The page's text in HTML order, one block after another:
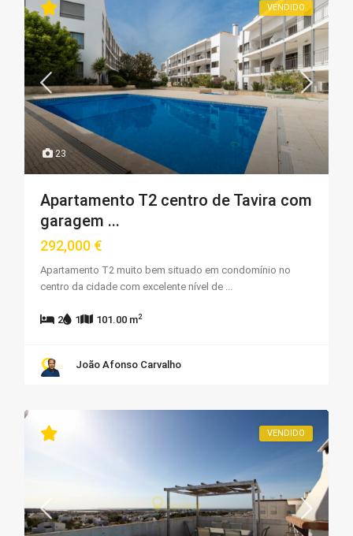
23
VENDIDO
Apartamento T2 centro de Tavira com
garagem ...
292,000 €
Apartamento T2 muito bem situado em condomínio no
centro da cidade com excelente nível de ...
2 1 101.00 m2
João Afonso Carvalho
VENDIDO